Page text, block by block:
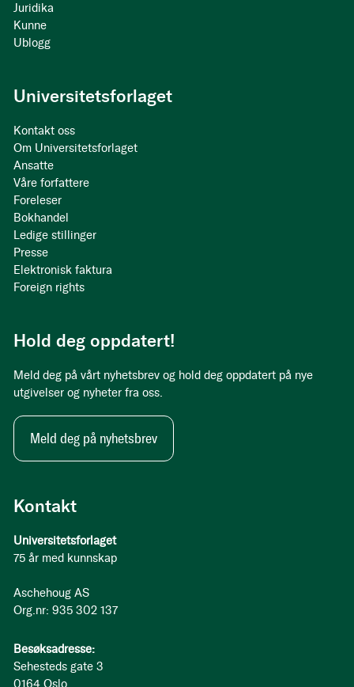
Kontakt
Universitetsforlaget
75 år med kunnskap
Aschehoug AS
Org.nr: 935 302 137
Besøksadresse:
Sehesteds gate 3
0164 Oslo
Juridika
Kunne
Ublogg
Universitetsforlaget
Kontakt oss
Om Universitetsforlaget
Ansatte
Våre forfattere
Foreleser
Bokhandel
Ledige stillinger
Presse
Elektronisk faktura
Foreign rights
Hold deg oppdatert!
Meld deg på vårt nyhetsbrev og hold deg oppdatert på nye
utgivelser og nyheter fra oss.
Meld deg på nyhetsbrev